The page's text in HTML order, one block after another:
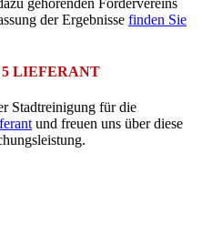
der Ergebnisse finden Sie
5 LIEFERANT
Stadtreinigung für die
und freuen uns über diese